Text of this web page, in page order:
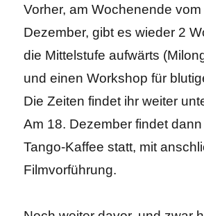
Vorher, am Wochenende vom
Dezember, gibt es wieder 2
die Mittelstufe aufwärts
und einen Workshop für
Die Zeiten findet ihr weiter
Am 18. Dezember findet
Tango-Kaffee statt, mit
Filmvorführung.